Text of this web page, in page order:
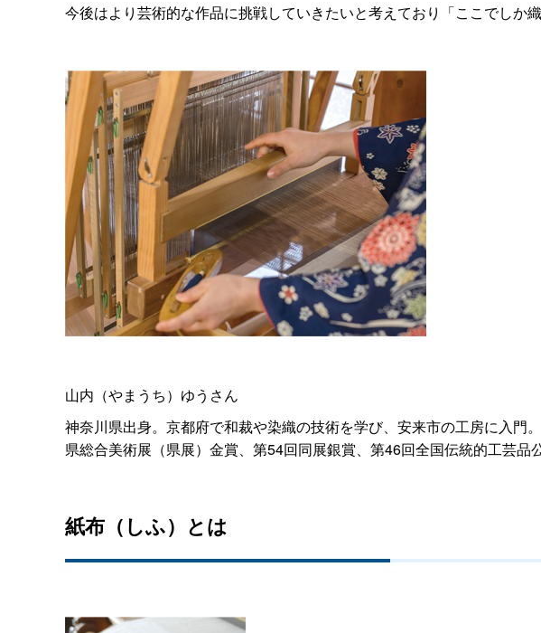
今後はより芸術的な作品に挑戦していきたいと考えており「ここでしか
山内（やまうち）ゆうさん
神奈川県出身。京都府で和裁や染織の技術を学び、安来市の工房に入
県総合美術展（県展）金賞、第54回同展銀賞、第46回全国伝統的工芸品
紙布（しふ）とは